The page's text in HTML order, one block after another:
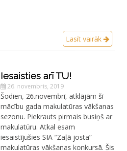
Lasīt vairāk
Iesaisties arī TU!
26. novembris, 2019
Šodien, 26.novembrī, atklājām šī
mācību gada makulatūras vākšanas
sezonu. Piekrauts pirmais busiņš ar
makulatūru. Atkal esam
iesaistījušies SIA “Zaļā josta”
makulatūras vākšanas konkursā. Šis